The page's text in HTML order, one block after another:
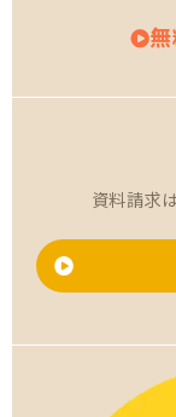
資料請求